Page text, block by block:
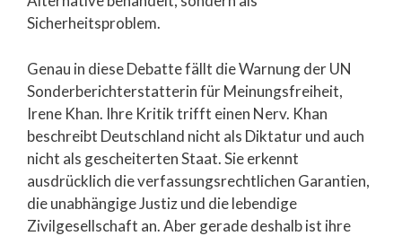
Sicherheitsproblem.
Genau in diese Debatte fällt die Warnung der UN
Sonderberichterstatterin für Meinungsfreiheit,
Irene Khan. Ihre Kritik trifft einen Nerv. Khan
beschreibt Deutschland nicht als Diktatur und auch
nicht als gescheiterten Staat. Sie erkennt
ausdrücklich die verfassungsrechtlichen Garantien,
die unabhängige Justiz und die lebendige
Zivilgesellschaft an. Aber gerade deshalb ist ihre